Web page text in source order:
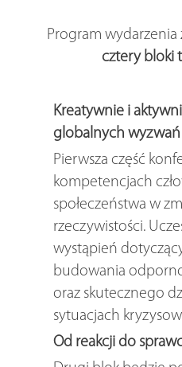
Program wydarzenia
cztery bloki
Kreatywnie i
globalnych wyzwań
Pierwsza część
kompetencjach
społeczeństwa w
rzeczywistości.
wystąpień
budowania
oraz skutecznego
sytuacjach
Od reakcji do